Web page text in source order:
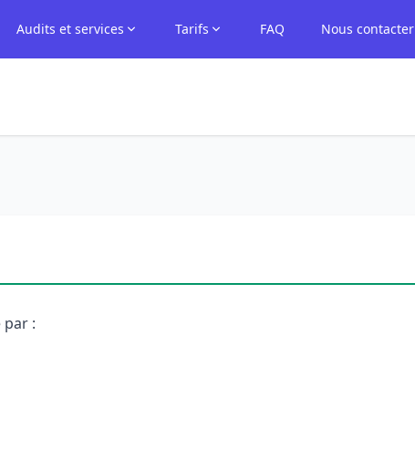
Audits et services Tarifs FAQ Nous contacter
par :